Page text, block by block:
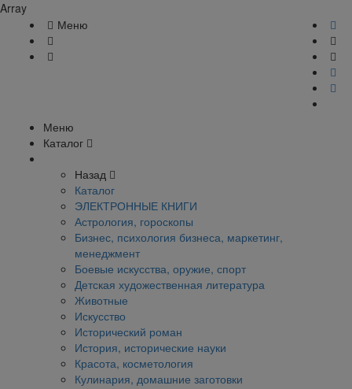
Array
Меню
Меню
Каталог
Назад
Каталог
ЭЛЕКТРОННЫЕ КНИГИ
Астрология, гороскопы
Бизнес, психология бизнеса, маркетинг,
менеджмент
Боевые искусства, оружие, спорт
Детская художественная литература
Животные
Искусство
Исторический роман
История, исторические науки
Красота, косметология
Кулинария, домашние заготовки